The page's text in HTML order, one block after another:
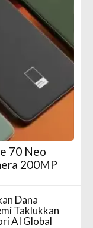
70 Neo
200MP
Dana
Taklukkan
AI Global